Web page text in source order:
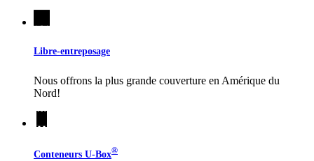
Libre-entreposage
Nous offrons la plus grande couverture en Amérique du
Nord!
Conteneurs U-Box®